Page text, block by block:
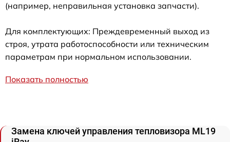
(например, неправильная установка запчасти).
Для комплектующих: Преждевременный выход из
строя, утрата работоспособности или техническим
параметрам при нормальном использовании.
Показать полностью
Замена ключей управления тепловизора ML19